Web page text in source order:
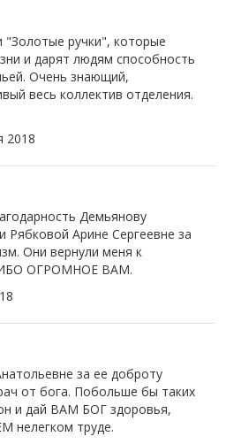
ручки", которые
и дарят людям способность
Очень знающий,
весь коллектив отделения.
2018
Демьянову
Рябковой Арине Сергеевне за
Они вернули меня к
ОГРОМНОЕ ВАМ.
за ее доброту
от бога. Побольше бы таких
и дай ВАМ БОГ здоровья,
нелегком труде.